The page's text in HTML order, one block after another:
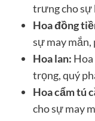
trưng cho sự
Hoa đồng
sự may
Hoa lan:
trọng, quý
Hoa cẩm tú
cho sự may